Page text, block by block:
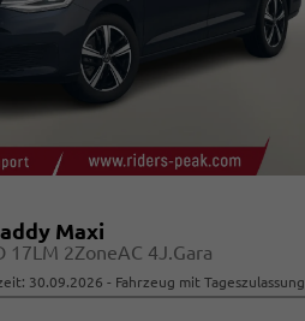
Maxi
17LM 2ZoneAC 4J.Gara
30.09.2026 Fahrzeug mit Tageszulassung